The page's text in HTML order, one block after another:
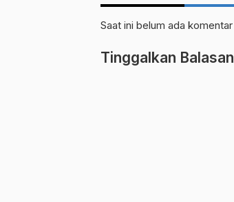
Saat ini belum ada komentar
Tinggalkan Balasan